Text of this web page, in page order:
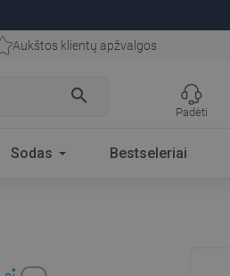
Aukštos klientų apžvalgos
search
Padėti
Sodas Bestseleriai